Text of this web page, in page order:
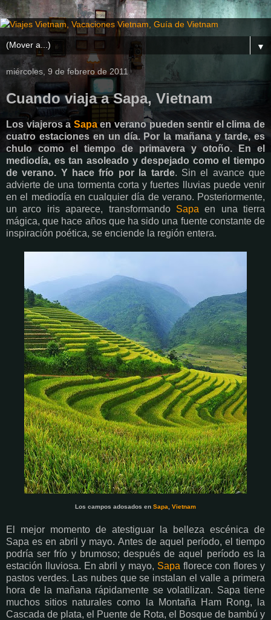
▼
miércoles, 9 de febrero de 2011
Cuando viaja a Sapa, Vietnam
Los viajeros a Sapaen verano pueden sentir el clima de
cuatro estaciones en un día. Por la mañana y tarde, es
chulo como el tiempo de primavera y otoño. En el
mediodía, es tan asoleado y despejado como el tiempo
de verano. Y hace frío por la tarde. Sin el avance que
advierte de una tormenta corta y fuertes lluvias puede venir
en el mediodía en cualquier día de verano. Posteriormente,
un arco iris aparece, transformando Sapa en una tierra
mágica, que hace años que ha sido una fuente constante de
inspiración poética, se enciende la región entera.
Los campos adosados en Sapa Vietnam
El mejor momento de atestiguar la belleza escénica de
Sapa es en abril y mayo. Antes de aquel período, el tiempo
podría ser frío y brumoso; después de aquel período es la
estación lluviosa. En abril y mayo, Sapa florece con flores y
pastos verdes. Las nubes que se instalan el valle a primera
hora de la mañana rápidamente se volatilizan. Sapa tiene
muchos sitios naturales como la Montaña Ham Rong, la
Cascada de plata, el Puente de Rota, el Bosque de bambú y